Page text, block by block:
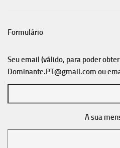
Formulário
Seu email (válido, para poder
Dominante.PT@gmail.com ou
A sua